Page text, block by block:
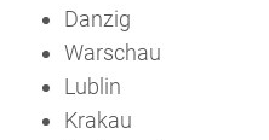
Danzig
Warschau
Lublin
Krakau